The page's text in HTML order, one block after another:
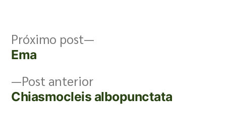
Post anterior
Chiasmocleis albopunctata
Próximo post
Ema